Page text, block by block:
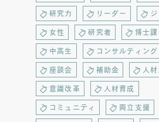
研究力 リーダー
女性 研究者 博士課
中高生 コンサルティング
座談会 補助金 人
意識改革 人材育成
コミュニティ 両立支援